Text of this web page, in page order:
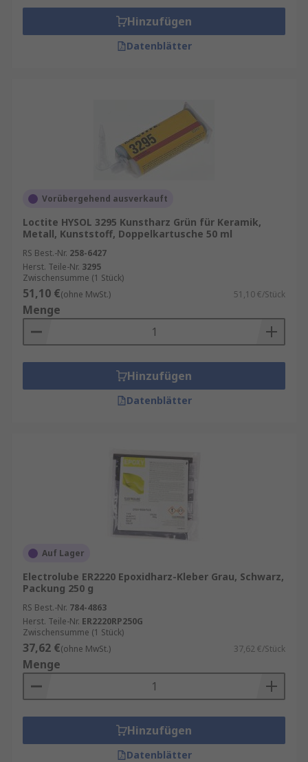
Hinzufügen
Datenblätter
Vorübergehend ausverkauft
Loctite HYSOL 3295 Kunstharz Grün für Keramik,
Metall, Kunststoff, Doppelkartusche 50 ml
RS Best.-Nr. 258-6427
Herst. Teile-Nr. 3295
Zwischensumme (1 Stück)
51,10 €(ohne MwSt.) 51,10 €/Stück
Menge
Hinzufügen
Datenblätter
Auf Lager
Electrolube ER2220 Epoxidharz-Kleber Grau, Schwarz,
Packung 250 g
RS Best.-Nr. 784-4863
Herst. Teile-Nr. ER2220RP250G
Zwischensumme (1 Stück)
37,62 €(ohne MwSt.) 37,62 €/Stück
Menge
Hinzufügen
Datenblätter